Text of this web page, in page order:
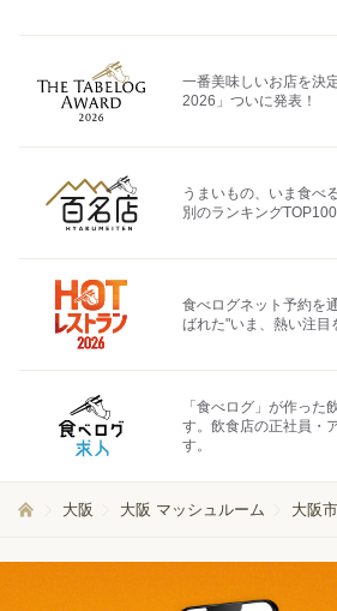
一番美味しいお店を決
2026」ついに発表！
うまいもの、いま食べ
別のランキングTOP100
食べログネット予約を
ばれた"いま、熱い注目
「食べログ」が作った
す。飲食店の正社員・
す。
大阪 大阪 マッシュルーム 大阪